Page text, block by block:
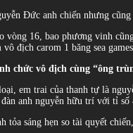
Đức anh chiến nhưng
vòng 16, bao phương vinh
địch carom 1 băng sea
chức vô địch cùng “ông
em trai của thanh tự là
anh nguyễn hữu trí với tỉ